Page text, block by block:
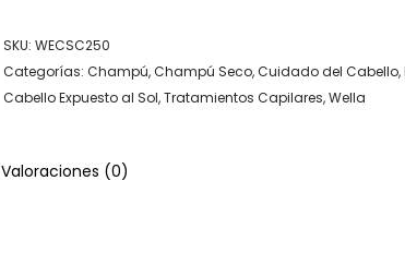
SKU: WECSC250
Categorías: Champú,Champú Seco,Cuidado del Cabello,
Cabello Expuesto al Sol,Tratamientos Capilares,Wella
Valoraciones (0)